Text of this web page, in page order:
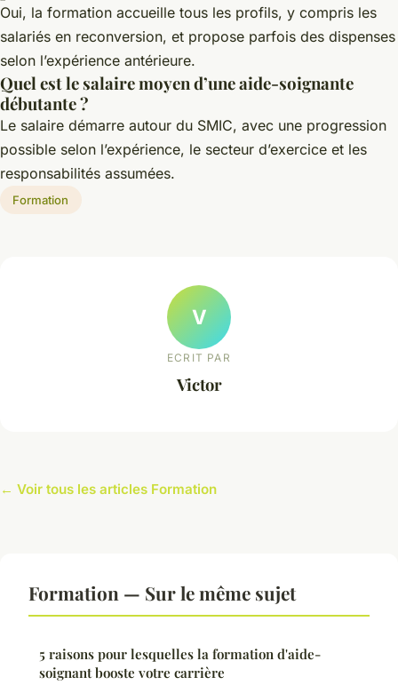
Oui, la formation accueille tous les profils, y compris les
salariés en reconversion, et propose parfois des dispenses
selon l’expérience antérieure.
Quel est le salaire moyen d’une aide-soignante
débutante ?
Le salaire démarre autour du SMIC, avec une progression
possible selon l’expérience, le secteur d’exercice et les
responsabilités assumées.
Formation
V
ECRIT PAR
Victor
← Voir tous les articles Formation
Formation — Sur le même sujet
5 raisons pour lesquelles la formation d'aide-
soignant booste votre carrière